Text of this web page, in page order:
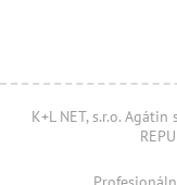
K+L NET, s.r.o.